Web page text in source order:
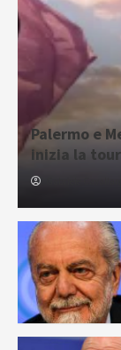
Palermo e
inizia la